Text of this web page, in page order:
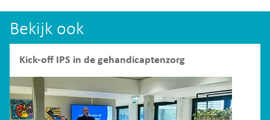
Bekijk ook
Kick-off IPS in de gehandicaptenzorg